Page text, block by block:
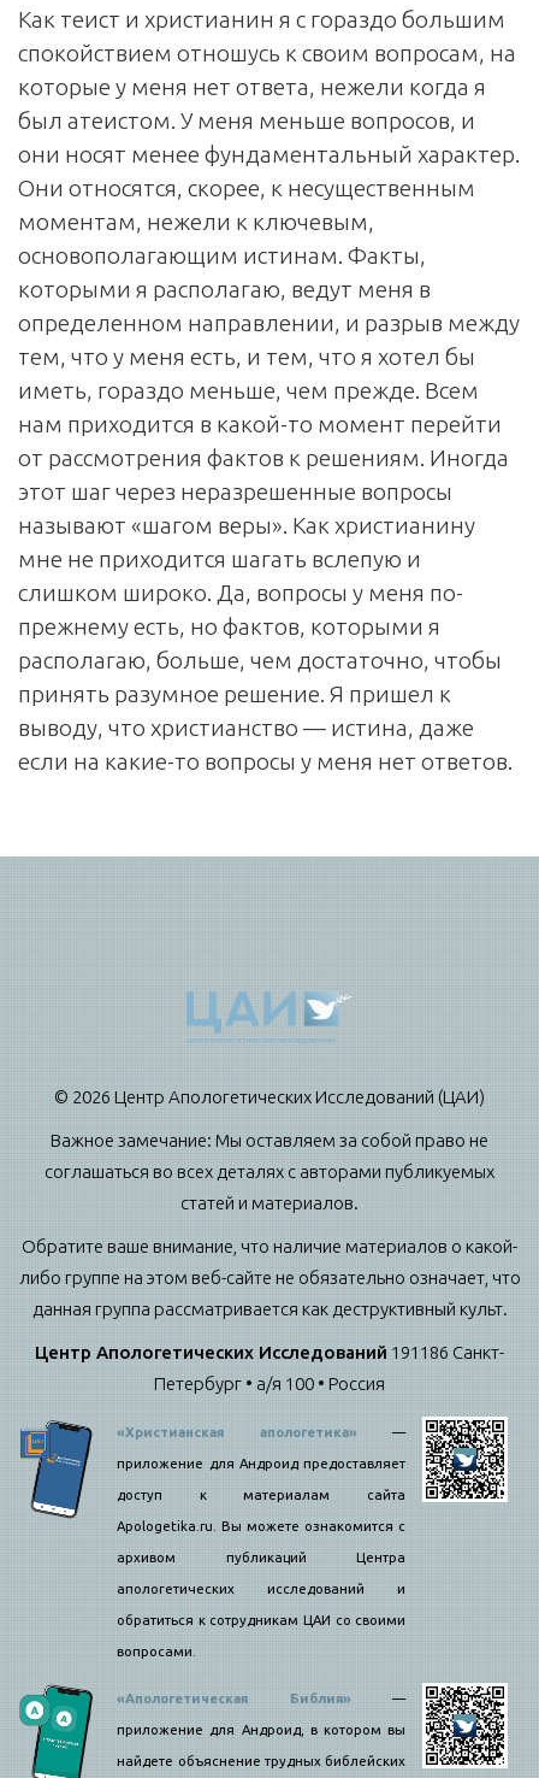
Как теист и христианин я с гораздо большим
спокойствием отношусь к своим вопросам, на
которые у меня нет ответа, нежели когда я
был атеистом. У меня меньше вопросов, и
они носят менее фундаментальный характер.
Они относятся, скорее, к несущественным
моментам, нежели к ключевым,
основополагающим истинам. Факты,
которыми я располагаю, ведут меня в
определенном направлении, и разрыв между
тем, что у меня есть, и тем, что я хотел бы
иметь, гораздо меньше, чем прежде. Всем
нам приходится в какой-то момент перейти
от рассмотрения фактов к решениям. Иногда
этот шаг через неразрешенные вопросы
называют «шагом веры». Как христианину
мне не приходится шагать вслепую и
слишком широко. Да, вопросы у меня по-
прежнему есть, но фактов, которыми я
располагаю, больше, чем достаточно, чтобы
принять разумное решение. Я пришел к
выводу, что христианство — истина, даже
если на какие-то вопросы у меня нет ответов.
© 2026 Центр Апологетических Исследований (ЦАИ)
Важное замечание: Мы оставляем за собой право не
соглашаться во всех деталях с авторами публикуемых
статей и материалов.
Обратите ваше внимание, что наличие материалов о какой-
либо группе на этом веб-сайте не обязательно означает, что
данная группа рассматривается как деструктивный культ.
Центр Апологетических Исследований 191186 Санкт-
Петербург • а/я 100 • Россия
«Христианская апологетика»—
приложение для Андроид предоставляет
доступ к материалам сайта
Apologetika.ru. Вы можете ознакомится с
архивом публикаций Центра
апологетических исследований и
обратиться к сотрудникам ЦАИ со своими
вопросами.
«Апологетическая Библия»—
приложение для Андроид, в котором вы
найдете объяснение трудных библейских